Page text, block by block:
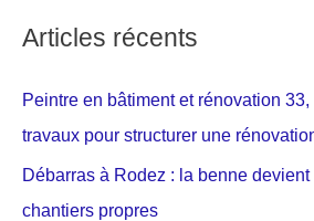
Articles récents
Peintre en bâtiment et rénovation
travaux pour structurer une
Débarras à Rodez : la benne devient
chantiers propres